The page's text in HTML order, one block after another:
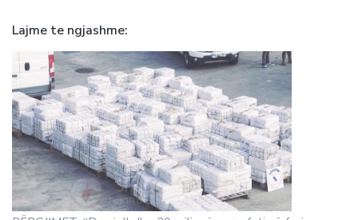
Lajme te ngjashme